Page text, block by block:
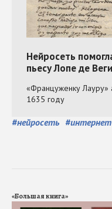
#нейросеть #интернет
«Большая книга»